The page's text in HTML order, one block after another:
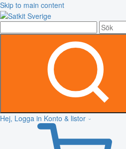
Skip to main content
Hej, Logga in Konto & listor